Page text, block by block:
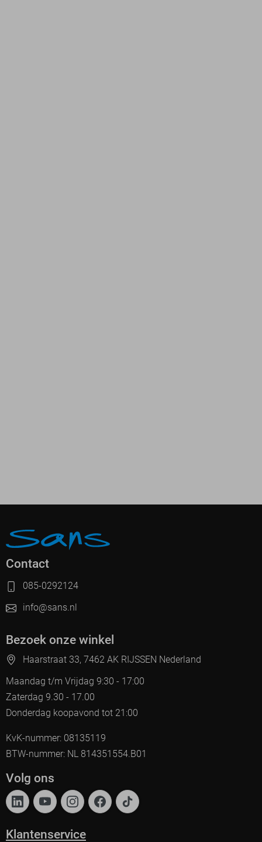
Contact
085-0292124
info@sans.nl
Bezoek onze winkel
Haarstraat 33, 7462 AK RIJSSEN Nederland
Maandag t/m Vrijdag 9:30 - 17:00
Zaterdag 9.30 - 17.00
Donderdag koopavond tot 21:00
KvK-nummer: 08135119
BTW-nummer: NL 814351554.B01
Volg ons
Klantenservice